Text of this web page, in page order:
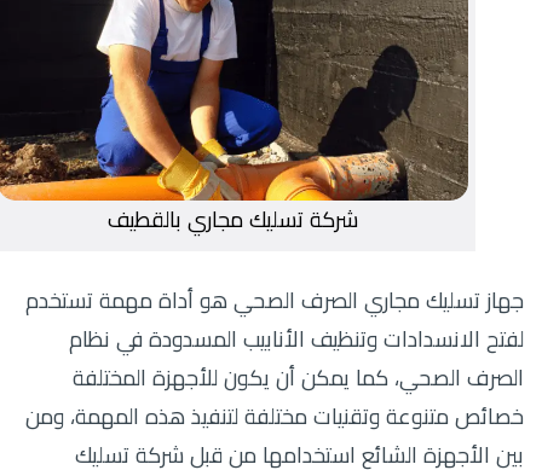
شركة تسليك مجاري بالقطيف
جهاز تسليك مجاري الصرف الصحي هو أداة مهمة تستخدم
لفتح الانسدادات وتنظيف الأنابيب المسدودة في نظام
الصرف الصحي، كما يمكن أن يكون للأجهزة المختلفة
خصائص متنوعة وتقنيات مختلفة لتنفيذ هذه المهمة، ومن
بين الأجهزة الشائع استخدامها من قبل شركة تسليك